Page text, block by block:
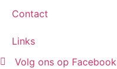
Contact
Links
Volg ons op Facebook